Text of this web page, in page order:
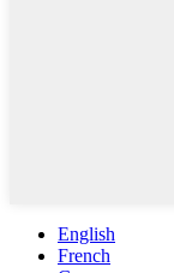
English
French